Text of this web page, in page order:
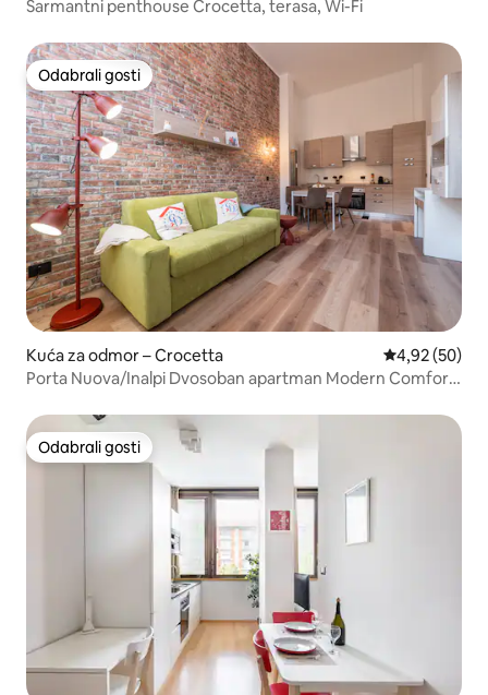
Šarmantni penthouse Crocetta, terasa, Wi-Fi
Odabrali gosti
Odabrali gosti
Kuća za odmor – Crocetta Prosječna
4,92 (50)
Porta Nuova/Inalpi Dvosoban apartman Modern Comfort
Odabrali gosti
Odabrali gosti